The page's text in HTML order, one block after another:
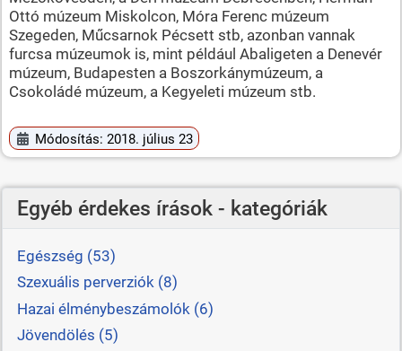
Ottó múzeum Miskolcon, Móra Ferenc múzeum
Szegeden, Műcsarnok Pécsett stb, azonban vannak
furcsa múzeumok is, mint például Abaligeten a Denevér
múzeum, Budapesten a Boszorkánymúzeum, a
Csokoládé múzeum, a Kegyeleti múzeum stb.
Módosítás: 2018. július 23
Egyéb érdekes írások - kategóriák
Egészség (53)
Szexuális perverziók (8)
Hazai élménybeszámolók (6)
Jövendölés (5)